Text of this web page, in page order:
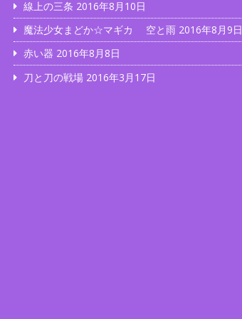
線上の三条 2016年8月10日
魔法少女まどか☆マギカ 空と雨 2016年8月9日
赤い器 2016年8月8日
刀と刀の戦場 2016年3月17日